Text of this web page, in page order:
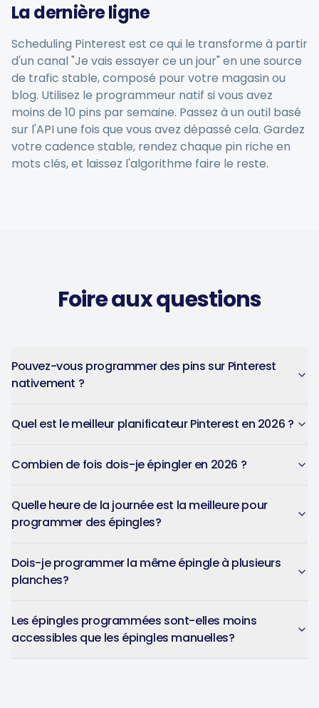
La dernière ligne
Scheduling Pinterest est ce qui le transforme à partir
d'un canal "Je vais essayer ce un jour" en une source
de trafic stable, composé pour votre magasin ou
blog. Utilisez le programmeur natif si vous avez
moins de 10 pins par semaine. Passez à un outil basé
sur l'API une fois que vous avez dépassé cela. Gardez
votre cadence stable, rendez chaque pin riche en
mots clés, et laissez l'algorithme faire le reste.
Foire aux questions
Pouvez-vous programmer des pins sur Pinterest
nativement ?
Quel est le meilleur planificateur Pinterest en 2026 ?
Combien de fois dois-je épingler en 2026 ?
Quelle heure de la journée est la meilleure pour
programmer des épingles?
Dois-je programmer la même épingle à plusieurs
planches?
Les épingles programmées sont-elles moins
accessibles que les épingles manuelles?